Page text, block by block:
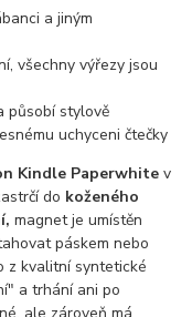
a jiným
všechny výřezy jsou
působí stylově
uchyceni čtečky
Kindle Paperwhitev
do koženého
magnet je umístěn
páskem nebo
z kvalitní syntetické
a trhání ani po
ale zároveň má